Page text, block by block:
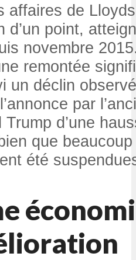
affaires de
d’un point,
novembre
remontée
un déclin
par
d’une
que
été